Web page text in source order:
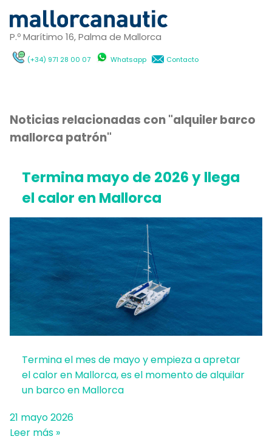
P.º Marítimo 16, Palma de Mallorca
(+34) 971 28 00 07 Whatsapp Contacto
Noticias relacionadas con "alquiler barco
mallorca patrón"
Termina mayo de 2026 y llega
el calor en Mallorca
Termina el mes de mayo y empieza a apretar
el calor en Mallorca, es el momento de alquilar
un barco en Mallorca
21 mayo 2026
Leer más »